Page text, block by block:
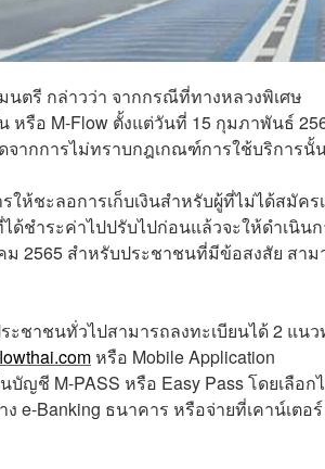
ตรี กล่าวว่า จากกรณีที่ทางหลวงพิเศษ
หรือ M-Flow ตั้งแต่วันที่ 15 กุมภาพันธ์
ดจากการไม่ทราบกฎเกณฑ์การใช้บริการ
ห้ชะลอการเก็บเงินสำหรับผู้ที่ไม่ได้สมัคร
ด้ชำระค่าไปปรับไปก่อนแล้วจะให้ดำเนิน
2565 สำหรับประชาชนที่มีข้อสงสัย สาม
ะชาชนทั่วไปสามารถลงทะเบียนได้ 2 แนว
หรือ Mobile Application
บัญชี M-PASS หรือ Easy Pass โดยเลือก
e-Banking ธนาคาร หรือจ่ายที่เคาน์เตอร์